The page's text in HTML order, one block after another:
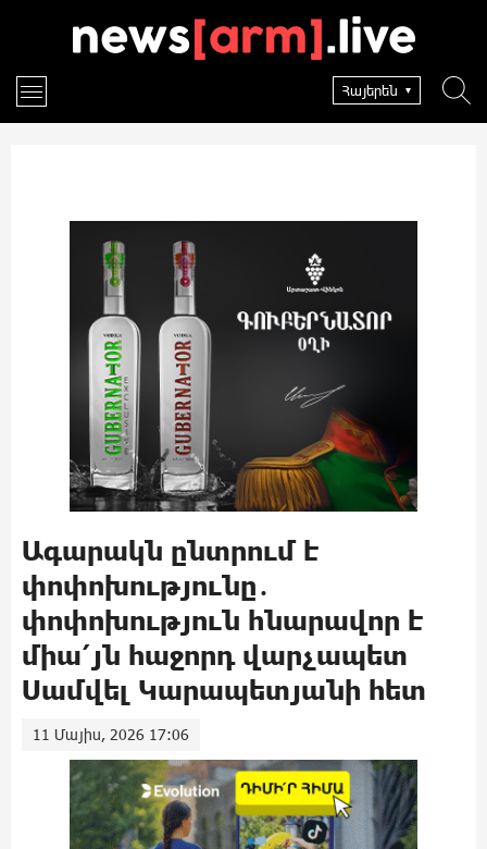
Հայերեն
Ագարակն ընտրում է
փոփոխությունը․
փոփոխություն հնարավոր է
միա՛յն հաջորդ վարչապետ
Սամվել Կարապետյանի հետ
11 Մայիս, 2026 17:06